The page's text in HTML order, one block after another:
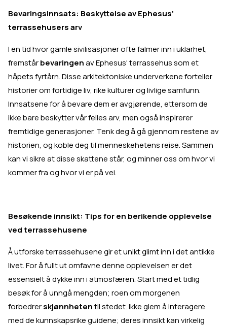
Bevaringsinnsats: Beskyttelse av Ephesus'
terrassehusers arv
I en tid hvor gamle sivilisasjoner ofte falmer inn i uklarhet,
fremstårbevaringenav Ephesus' terrassehus som et
håpets fyrtårn. Disse arkitektoniske underverkene forteller
historier om fortidige liv, rike kulturer og livlige samfunn.
Innsatsene for å bevare dem er avgjørende, ettersom de
ikke bare beskytter vår felles arv, men også inspirerer
fremtidige generasjoner. Tenk deg å gå gjennom restene av
historien, og koble deg til menneskehetens reise. Sammen
kan vi sikre at disse skattene står, og minner oss om hvor vi
kommer fra og hvor vi er på vei.
Besøkende innsikt: Tips for en berikende opplevelse
ved terrassehusene
Å utforske terrassehusene gir et unikt glimt inn i det antikke
livet. For å fullt ut omfavne denne opplevelsen er det
essensielt å dykke inn i atmosfæren. Start med et tidlig
besøk for å unngå mengden; roen om morgenen
forbedrerskjønnhetentil stedet. Ikke glem å interagere
med de kunnskapsrike guidene; deres innsikt kan virkelig